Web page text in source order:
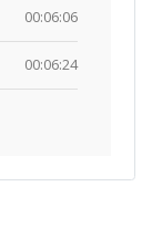
00:06:06
00:06:24